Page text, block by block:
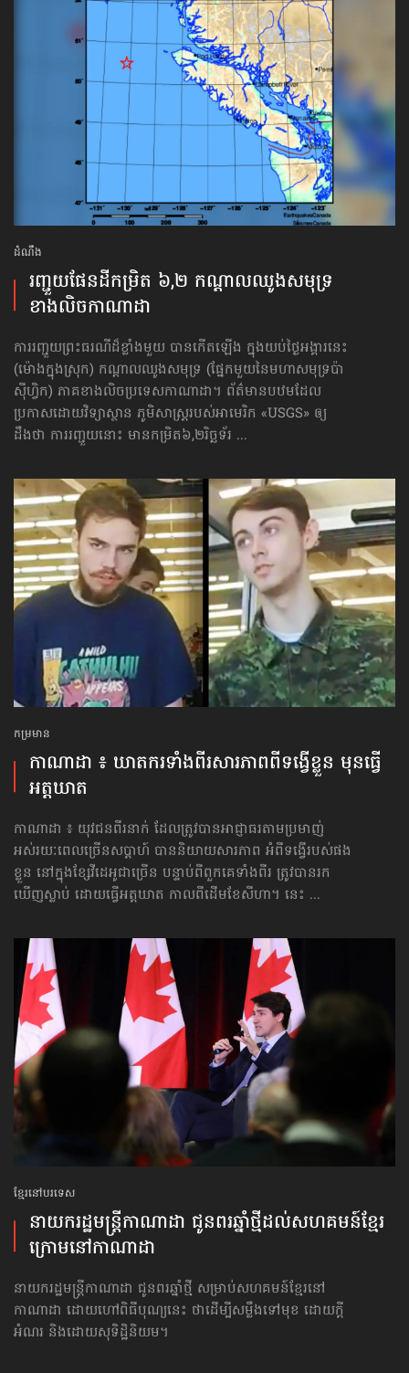
ដំណឹង
រញ្ជួយផែនដីកម្រិត ៦,២ កណ្តាលឈូងសមុទ្រ
ខាងលិចកាណាដា
ការរញ្ជួយព្រះធរណីដ៏ខ្លាំងមួយ បានកើតឡើង ក្នុងយប់ថ្ងៃអង្គារនេះ
(ម៉ោងក្នុងស្រុក) កណ្តាលឈូងសមុទ្រ (ផ្នែកមួយនៃមហាសមុទ្រប៉ា
ស៊ីហ្វិក) ភាគខាងលិចប្រទេសកាណាដា។ ព័ត៌មានបឋមដែល
ប្រកាសដោយវិទ្យាស្ថាន ភូមិសាស្ត្ររបស់អាមេរិក «USGS» ឲ្យ
ដឹងថា ការរញ្ជួយនោះ មានកម្រិត៦,២រិច្ឆទ័រ ...
កម្រមាន
កាណាដា ៖ ឃាតករទាំងពីរសារភាពពីទង្វើខ្លួន មុនធ្វើ
អត្តឃាត
កាណាដា ៖ យុវជនពីរនាក់ ដែលត្រូវបានអាជ្ញាធរតាមប្រមាញ់
អស់រយៈពេលច្រើនសប្តាហ៍ បាននិយាយសារភាព អំពីទង្វើរបស់ផង
ខ្លួន នៅក្នុងខ្សែវីដេអូជាច្រើន បន្ទាប់ពីពួកគេទាំងពីរ ត្រូវបានរក
ឃើញស្លាប់ ដោយធ្វើអត្តឃាត កាលពីដើមខែសីហា។ នេះ ...
ខ្មែរនៅបរទេស
នាយក​រដ្ឋមន្ត្រី​​កាណាដា ជូនពរ​ឆ្នាំថ្មី​ដល់​សហគមន៍​​ខ្មែរ
ក្រោមនៅ​​កាណាដា
នាយក​រដ្ឋមន្ត្រី​​កាណាដា ជូនពរឆ្នាំថ្មី សម្រាប់សហគមន៍ខ្មែរនៅ
កាណាដា ដោយហៅពិធីបុណ្យនេះ ថាដើម្បីសម្លឹងទៅមុខ ដោយក្ដី
អំណរ និងដោយ​សុទិដ្ឋិនិយម។